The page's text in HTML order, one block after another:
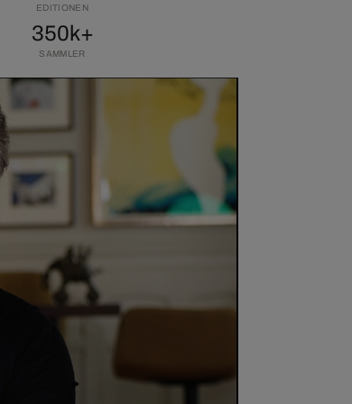
EDITIONEN
350k+
SAMMLER